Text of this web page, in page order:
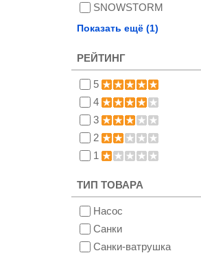
SNOWSTORM
БАРС
Показать ещё (1)
РЕЙТИНГ
5
4
3
2
1
ТИП ТОВАРА
Насос
Санки
Санки-ватрушка